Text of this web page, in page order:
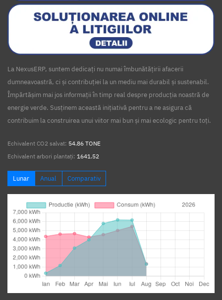
La NexusERP, suntem dedicați nu numai îmbunătățirii afacerii
dumneavoastră, ci și contribuției la un mediu mai durabil și sustenabil.
Împărtășim mai jos informații în timp real despre producția noastră de
energie verde. Susținem această inițiativă pentru a ne asigura că
contribuim la construirea unui viitor mai bun și mai ecologic pentru toți.
Echivalent CO2 salvat: 54.86 TONE
Echivalent arbori plantați: 1641.52
Lunar Anual Comparativ